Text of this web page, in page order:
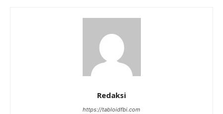
Redaksi
https://tabloidfbi.com